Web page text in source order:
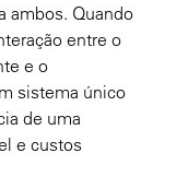
ambos. Quando
entre o
e o
sistema único
de uma
e custos